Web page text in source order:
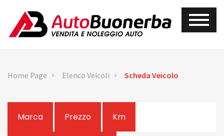
Home Page Elenco Veicoli Scheda Veicolo
Marca Prezzo Km